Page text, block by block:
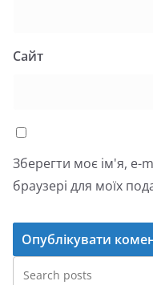
Сайт
Зберегти моє ім'я, e-
браузері для моїх